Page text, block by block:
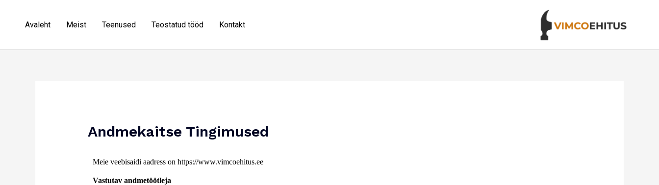
Avaleht Meist Teenused Teostatud tööd Kontakt
Andmekaitse Tingimused
Meie veebisaidi aadress on https://www.vimcoehitus.ee
Vastutav andmetöötleja